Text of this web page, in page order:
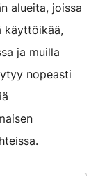
alueita, joissa
käyttöikää,
ja muilla
nopeasti